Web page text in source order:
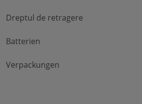
Dreptul de retragere
Batterien
Verpackungen